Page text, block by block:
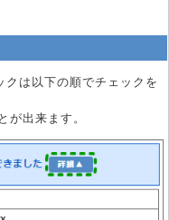
は以下の順でチェックを
が出来ます。